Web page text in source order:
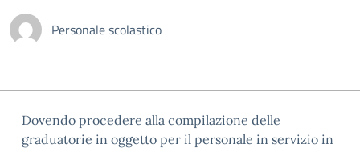
Personale scolastico
Dovendo procedere alla compilazione delle
graduatorie in oggetto per il personale in servizio in